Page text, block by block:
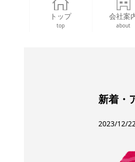
トップ
top
会社案
about
新着・
2023/12/